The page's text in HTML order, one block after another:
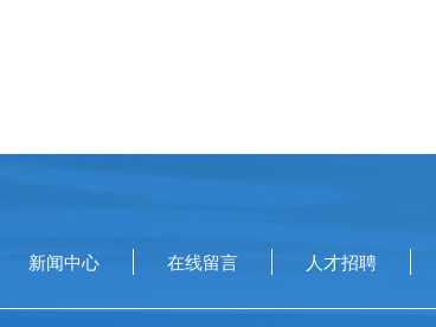
新闻中心 在线留言 人才招聘